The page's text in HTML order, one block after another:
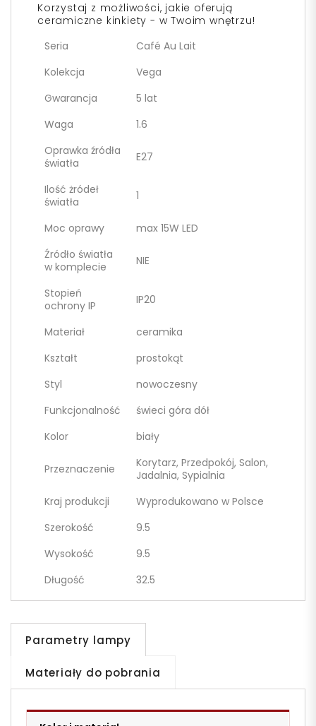
Korzystaj z możliwości, jakie oferują
ceramiczne kinkiety - w Twoim wnętrzu!
Seria
Café Au Lait
Kolekcja
Vega
Gwarancja
5 lat
Waga
1.6
Oprawka źródła
światła
E27
Ilość żródeł
światła
1
Moc oprawy
max 15W LED
Źródło światła
w komplecie
NIE
Stopień
ochrony IP
IP20
Materiał
ceramika
Kształt
prostokąt
Styl
nowoczesny
Funkcjonalność
świeci góra dół
Kolor
biały
Przeznaczenie
Korytarz, Przedpokój, Salon,
Jadalnia, Sypialnia
Kraj produkcji
Wyprodukowano w Polsce
Szerokość
9.5
Wysokość
9.5
Długość
32.5
Parametry lampy
Materiały do pobrania